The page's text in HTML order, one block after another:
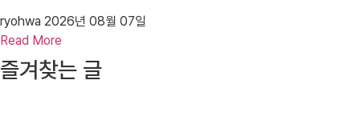
ryohwa 2026년 08월 07일
Read More
즐겨찾는 글